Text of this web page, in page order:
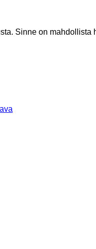
Sinne on mahdollista
välilehteen
välilehteen
välilehteen